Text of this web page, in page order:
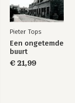
Criminele jeugd
Pieter Tops
Een ongetemde
buurt
€ 21,99